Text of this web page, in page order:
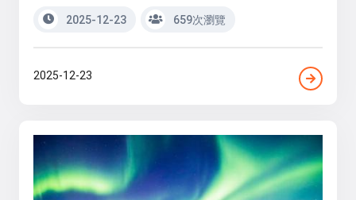
2025-12-23 659次瀏覽
2025-12-23